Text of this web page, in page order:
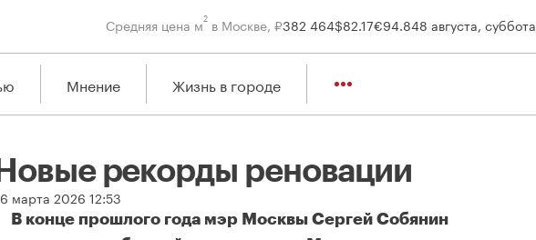
Средняя цена м2 в Москве, ₽382 464$82.17€94.848 августа, суббота
Мнение Жизнь в городе
Новые рекорды реновации
марта 2026 12:53
В конце прошлого года мэр Москвы Сергей Собянин